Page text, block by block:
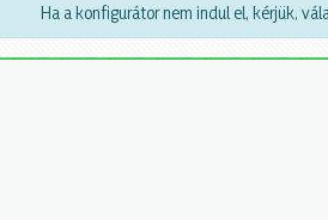
Ha a konfigurátor nem indul el, kérjük,